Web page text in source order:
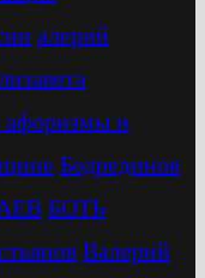
алерий
афоризмы и
Бодрединов
БОТЬ
Валерий